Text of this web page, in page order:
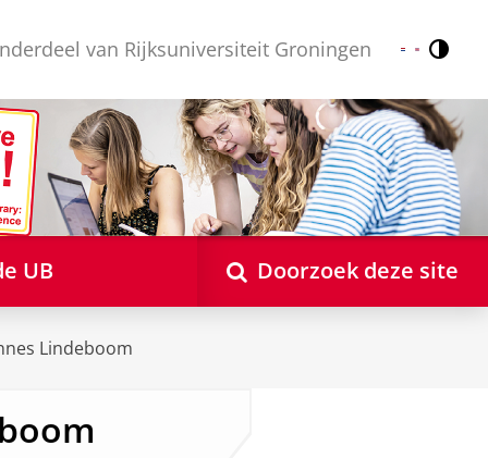
van Rijksuniversiteit Groningen Nederlands
English
UB Doorzoek deze site
Lindeboom